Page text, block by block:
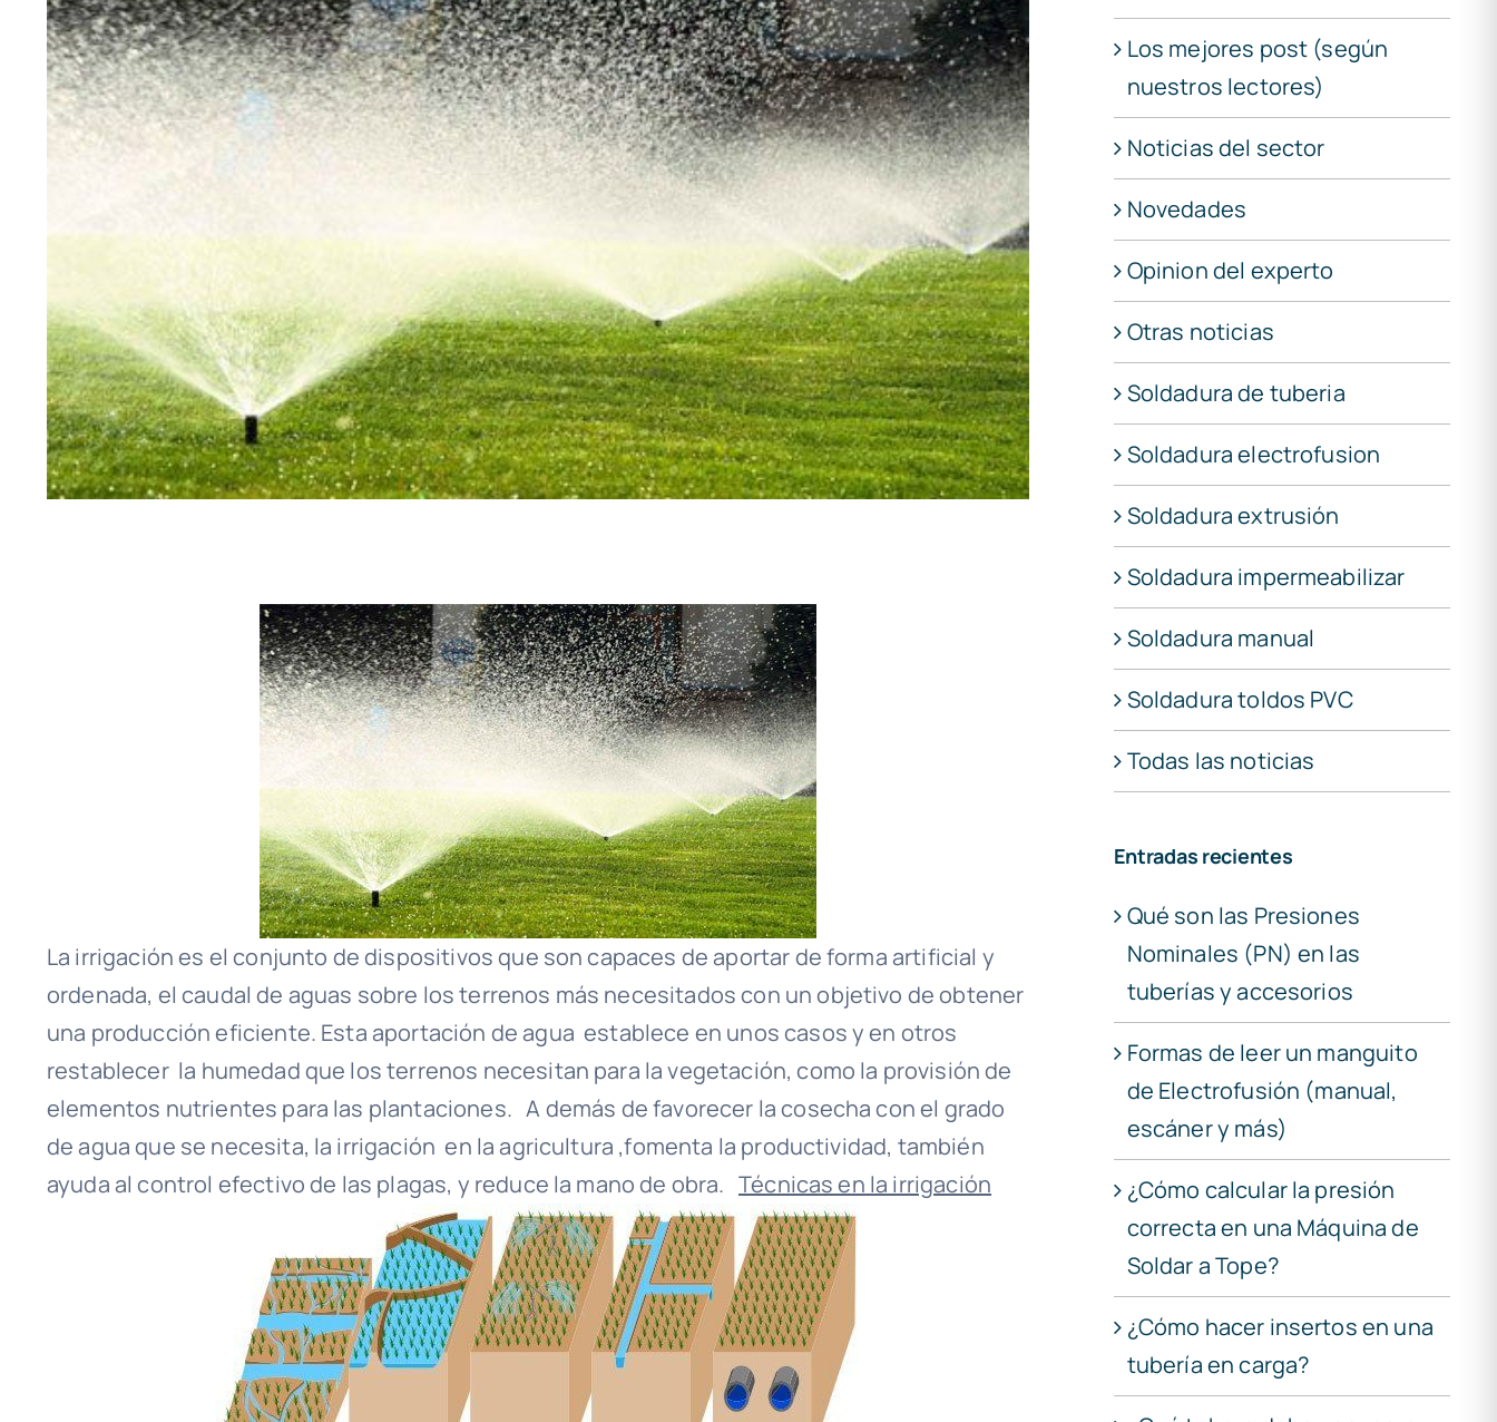
La irrigación es el conjunto de dispositivos que son capaces de aportar de forma artificial y
ordenada, el caudal de aguas sobre los terrenos más necesitados con un objetivo de obtener
una producción eficiente. Esta aportación de agua establece en unos casos y en otros
restablecer la humedad que los terrenos necesitan para la vegetación, como la provisión de
elementos nutrientes para las plantaciones. A demás de favorecer la cosecha con el grado
de agua que se necesita, la irrigación en la agricultura ,fomenta la productividad, también
ayuda al control efectivo de las plagas, y reduce la mano de obra.Técnicas en la irrigación
Los mejores post (según
nuestros lectores)
Noticias del sector
Novedades
Opinion del experto
Otras noticias
Soldadura de tuberia
Soldadura electrofusion
Soldadura extrusión
Soldadura impermeabilizar
Soldadura manual
Soldadura toldos PVC
Todas las noticias
Entradas recientes
Qué son las Presiones
Nominales (PN) en las
tuberías y accesorios
Formas de leer un manguito
de Electrofusión (manual,
escáner y más)
¿Cómo calcular la presión
correcta en una Máquina de
Soldar a Tope?
¿Cómo hacer insertos en una
tubería en carga?